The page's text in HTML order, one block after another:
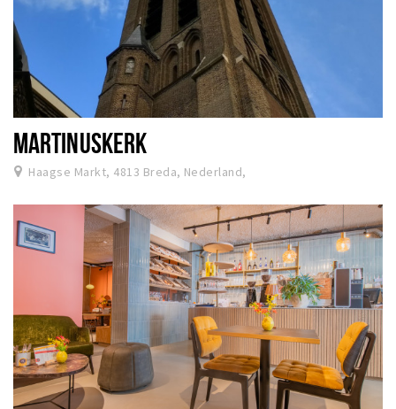
MARTINUSKERK
Haagse Markt, 4813 Breda, Nederland,